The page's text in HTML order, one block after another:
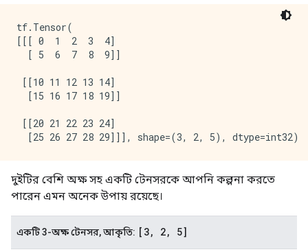
tf.Tensor(
[[[ 0  1  2  3  4]
  [ 5  6  7  8  9]]
[[10 11 12 13 14]
  [15 16 17 18 19]]
[[20 21 22 23 24]
দুইটির বেশি অক্ষ সহ একটি টেনসরকে আপনি কল্পনা করতে
পারেন এমন অনেক উপায় রয়েছে।
একটি 3-অক্ষ টেনসর, আকৃতি: [3, 2, 5]